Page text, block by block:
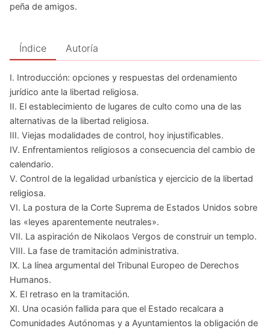
peña de amigos.
Índice Autoría
I. Introducción: opciones y respuestas del ordenamiento
jurídico ante la libertad religiosa.
II. El establecimiento de lugares de culto como una de las
alternativas de la libertad religiosa.
III. Viejas modalidades de control, hoy injustificables.
IV. Enfrentamientos religiosos a consecuencia del cambio de
calendario.
V. Control de la legalidad urbanística y ejercicio de la libertad
religiosa.
VI. La postura de la Corte Suprema de Estados Unidos sobre
las «leyes aparentemente neutrales».
VII. La aspiración de Nikolaos Vergos de construir un templo.
VIII. La fase de tramitación administrativa.
IX. La línea argumental del Tribunal Europeo de Derechos
Humanos.
X. El retraso en la tramitación.
XI. Una ocasión fallida para que el Estado recalcara a
Comunidades Autónomas y a Ayuntamientos la obligación de